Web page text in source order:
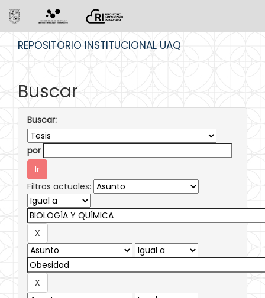
REPOSITORIO INSTITUCIONAL UAQ
Buscar
Buscar:
por
Filtros actuales: